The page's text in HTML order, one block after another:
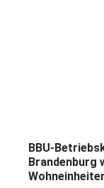
BBU-
Brandenburg